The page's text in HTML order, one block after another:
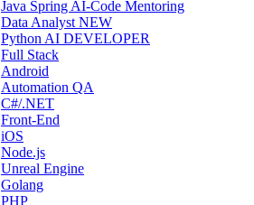
Java Spring AI-Code Mentoring
Data Analyst NEW
Python AI DEVELOPER
Full Stack
Android
Automation QA
C#/.NET
Front-End
iOS
Node.js
Unreal Engine
Golang
PHP